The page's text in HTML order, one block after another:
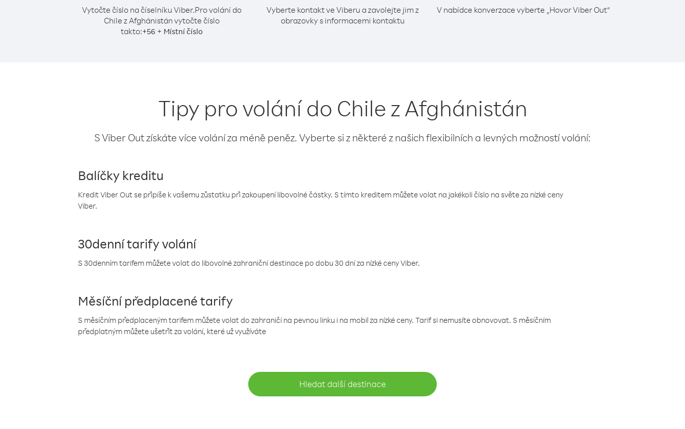
Vytočte číslo na číselníku Viber.Pro volání do
Chile z Afghánistán vytočte číslo
takto:+56 + Místní číslo
Vyberte kontakt ve Viberu a zavolejte jim z
obrazovky s informacemi kontaktu
V nabídce konverzace vyberte „Hovor Viber Out“
Tipy pro volání do Chile z Afghánistán
S Viber Out získáte více volání za méně peněz. Vyberte si z některé z našich flexibilních a levných možností volání:
Balíčky kreditu
Kredit Viber Out se připíše k vašemu zůstatku při zakoupení libovolné částky. S tímto kreditem můžete volat na jakékoli číslo na světe za nízké ceny
Viber.
30denní tarify volání
S 30denním tarifem můžete volat do libovolné zahraniční destinace po dobu 30 dní za nízké ceny Viber.
Měsíční předplacené tarify
S měsíčním předplaceným tarifem můžete volat do zahraničí na pevnou linku i na mobil za nízké ceny. Tarif si nemusíte obnovovat. S měsíčním
předplatným můžete ušetřit za volání, které už využíváte
Hledat další destinace